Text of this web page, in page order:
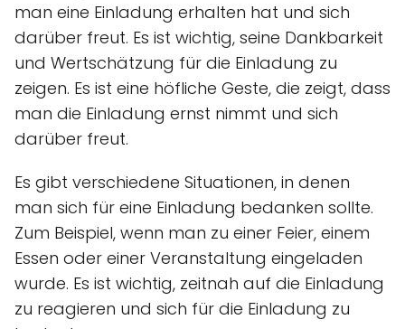
man eine Einladung erhalten hat und sich
darüber freut. Es ist wichtig, seine Dankbarkeit
und Wertschätzung für die Einladung zu
zeigen. Es ist eine höfliche Geste, die zeigt, dass
man die Einladung ernst nimmt und sich
darüber freut.
Es gibt verschiedene Situationen, in denen
man sich für eine Einladung bedanken sollte.
Zum Beispiel, wenn man zu einer Feier, einem
Essen oder einer Veranstaltung eingeladen
wurde. Es ist wichtig, zeitnah auf die Einladung
zu reagieren und sich für die Einladung zu